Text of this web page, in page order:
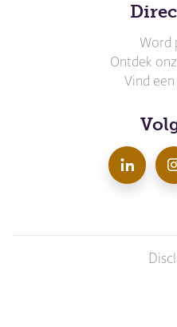
Word
Ontdek
Vind